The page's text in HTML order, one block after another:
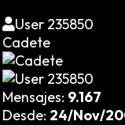
User 235850
Cadete
Mensajes: 9.167
Desde: 24/Nov/